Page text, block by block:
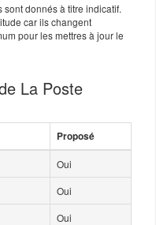
donnés à titre indicatif.
car ils changent
pour les mettres à jour le
La Poste
Proposé
Oui
Oui
Oui